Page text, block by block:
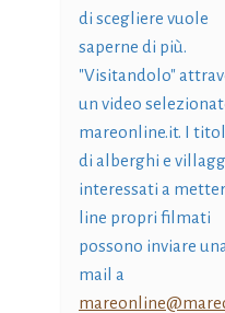
di scegliere vuole
saperne di più.
"Visitandolo"
un video
mareonline.it. I
di alberghi e
interessati a
line propri filmati
possono inviare
mail a